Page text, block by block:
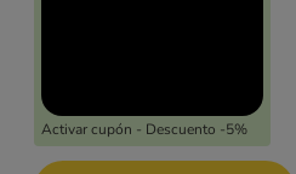
Activar cupón - Descuento -5%